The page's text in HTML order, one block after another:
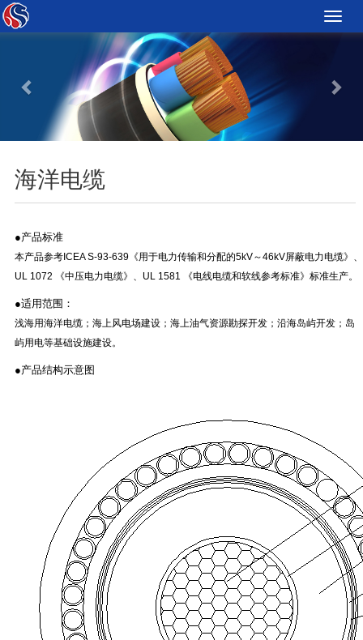
Toggle
Previous
海洋电缆
●产品标准
本产品参考ICEA S-93-639《用于电力传输和分配的5kV～46kV屏蔽电力电缆》、
UL 1072 《中压电力电缆》、UL 1581 《电线电缆和软线参考标准》标准生产。
●适用范围：
浅海用海洋电缆；海上风电场建设；海上油气资源勘探开发；沿海岛屿开发；岛
屿用电等基础设施建设。
●产品结构示意图